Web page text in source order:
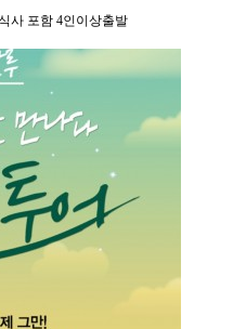
사 포함 4인이상출발